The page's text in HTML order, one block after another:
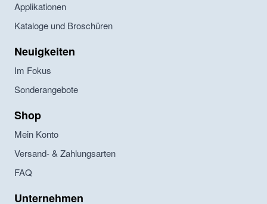
Applikationen
Kataloge und Broschüren
Neuigkeiten
Im Fokus
Sonderangebote
Shop
Mein Konto
Versand- & Zahlungsarten
FAQ
Unternehmen